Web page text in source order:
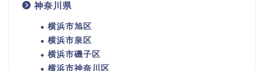
神奈川県
横浜市旭区
横浜市泉区
横浜市磯子区
横浜市神奈川区